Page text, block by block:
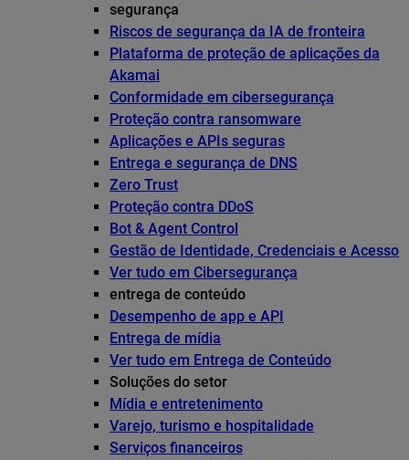
segurança
Riscos de segurança da IA de fronteira
Plataforma de proteção de aplicações da
Akamai
Conformidade em cibersegurança
Proteção contra ransomware
Aplicações e APIs seguras
Entrega e segurança de DNS
Zero Trust
Proteção contra DDoS
Bot & Agent Control
Gestão de Identidade, Credenciais e Acesso
Ver tudo em Cibersegurança
entrega de conteúdo
Desempenho de app e API
Entrega de mídia
Ver tudo em Entrega de Conteúdo
Soluções do setor
Mídia e entretenimento
Varejo, turismo e hospitalidade
Serviços financeiros